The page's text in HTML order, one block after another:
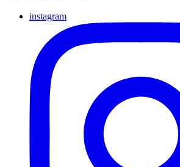
instagram